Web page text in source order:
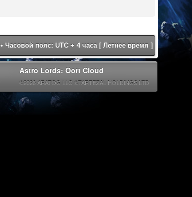
• Часовой пояс: UTC + 4 часа [ Летнее время ]
Astro Lords: Oort Cloud
©2026 ARATOG LLC ©TARTEZAL HOLDINGS LTD